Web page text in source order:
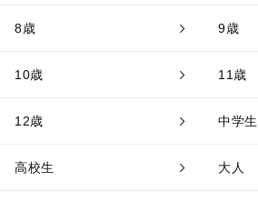
8歳 9歳
10歳 11歳
12歳 中学生
高校生 大人